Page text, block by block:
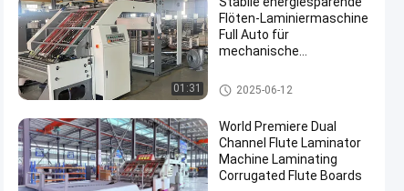
01:31
Flöten-Laminiermaschine
Full Auto für
mechanische
Hochgeschwindigkeits-Wellenl
aminator
2025-06-12
World Premiere Dual
Channel Flute Laminator
Machine Laminating
Corrugated Flute Boards